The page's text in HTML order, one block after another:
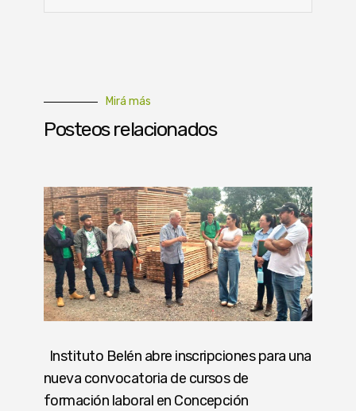
Mirá más
Posteos relacionados
Instituto Belén abre inscripciones para una
nueva convocatoria de cursos de
formación laboral en Concepción